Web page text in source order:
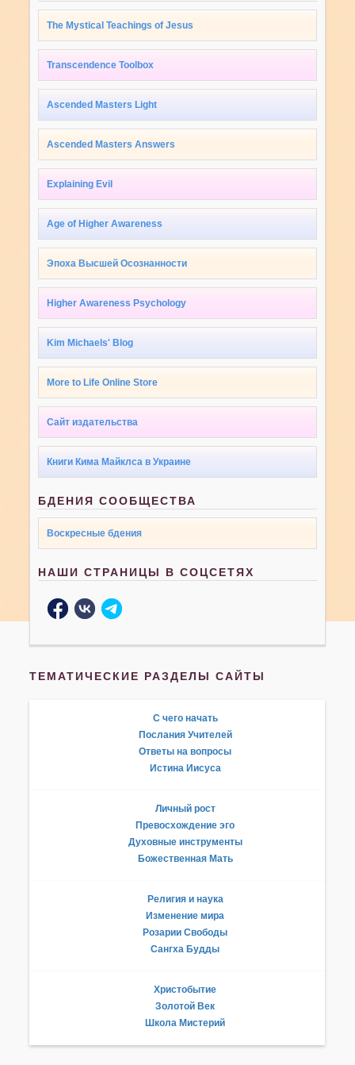
The Mystical Teachings of Jesus
Transcendence Toolbox
Ascended Masters Light
Ascended Masters Answers
Explaining Evil
Age of Higher Awareness
Эпоха Высшей Осознанности
Higher Awareness Psychology
Kim Michaels' Blog
More to Life Online Store
Сайт издательства
Книги Кима Майклса в Украине
БДЕНИЯ СООБЩЕСТВА
Воскресные бдения
НАШИ СТРАНИЦЫ В СОЦСЕТЯХ
ТЕМАТИЧЕСКИЕ РАЗДЕЛЫ САЙТЫ
С чего начать
Послания Учителей
Ответы на вопросы
Истина Иисуса
Личный рост
Превосхождение эго
Духовные инструменты
Божественная Мать
Религия и наука
Изменение мира
Розарии Свободы
Сангха Будды
Христобытие
Золотой Век
Школа Мистерий